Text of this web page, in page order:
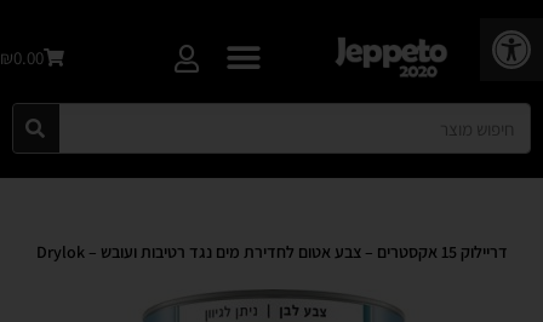
פתח סרגל נגישות
₪0.00
דריילוק 15 אקסטרים – צבע אטום לחדירת מים נגד רטיבות ועובש – Drylok